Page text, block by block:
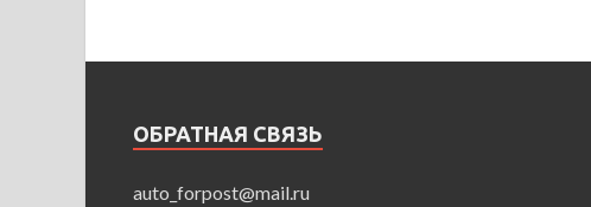
ОБРАТНАЯ СВЯЗЬ
auto_forpost@mail.ru